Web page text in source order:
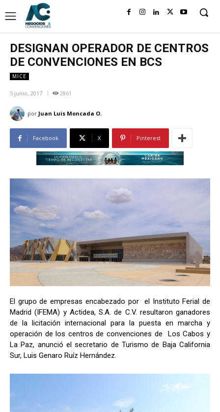
DESIGNAN OPERADOR DE CENTROS
DE CONVENCIONES EN BCS
MICE
5 junio, 2017 2861
por Juan Luis Moncada O.
Facebook X Pinterest
El grupo de empresas encabezado por el Instituto Ferial de
Madrid (IFEMA) y Actidea, S.A. de C.V. resultaron ganadores
de la licitación internacional para la puesta en marcha y
operación de los centros de convenciones de Los Cabos y
La Paz, anunció el secretario de Turismo de Baja California
Sur, Luis Genaro Ruíz Hernández.